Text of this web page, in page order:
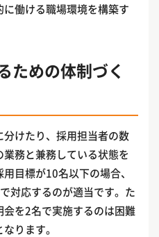
働ける職場環境を構築す
ための体制づく
けたり、採用担当者の数
務と兼務している状態を
目標が10名以下の場合、
対応するのが適当です。た
を2名で実施するのは困難
ります。